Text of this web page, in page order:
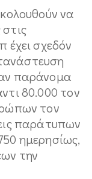
να
έχει σχεδόν
παράνομα
80.000 τον
τον
παράτυπων
ημερησίως,
την